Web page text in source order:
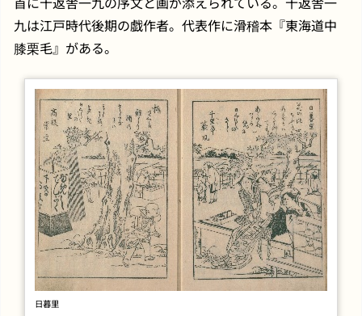
九は江戸時代後期の戯作者。代表作に滑稽本『東海道中
膝栗毛』がある。
日暮里